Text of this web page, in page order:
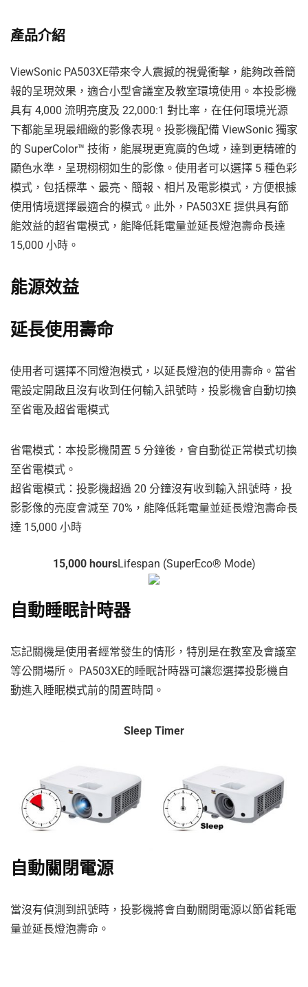
產品介紹
ViewSonic PA503XE帶來令人震撼的視覺衝擊，能夠改善簡
報的呈現效果，適合小型會議室及教室環境使用。本投影機
具有 4,000 流明亮度及 22,000:1 對比率，在任何環境光源
下都能呈現最細緻的影像表現。投影機配備 ViewSonic 獨家
的 SuperColor™ 技術，能展現更寬廣的色域，達到更精確的
顯色水準，呈現栩栩如生的影像。使用者可以選擇 5 種色彩
模式，包括標準、最亮、簡報、相片及電影模式，方便根據
使用情境選擇最適合的模式。此外，PA503XE 提供具有節
能效益的超省電模式，能降低耗電量並延長燈泡壽命長達
15,000 小時。
能源效益
延長使用壽命
使用者可選擇不同燈泡模式，以延長燈泡的使用壽命。當省
電設定開啟且沒有收到任何輸入訊號時，投影機會自動切換
至省電及超省電模式
省電模式：本投影機閒置 5 分鐘後，會自動從正常模式切換
至省電模式。
超省電模式：投影機超過 20 分鐘沒有收到輸入訊號時，投
影影像的亮度會減至 70%，能降低耗電量並延長燈泡壽命長
達 15,000 小時
15,000 hoursLifespan (SuperEco® Mode)
自動睡眠計時器
忘記關機是使用者經常發生的情形，特別是在教室及會議室
等公開場所。 PA503XE的睡眠計時器可讓您選擇投影機自
動進入睡眠模式前的閒置時間。
Sleep Timer
自動關閉電源
當沒有偵測到訊號時，投影機將會自動關閉電源以節省耗電
量並延長燈泡壽命。